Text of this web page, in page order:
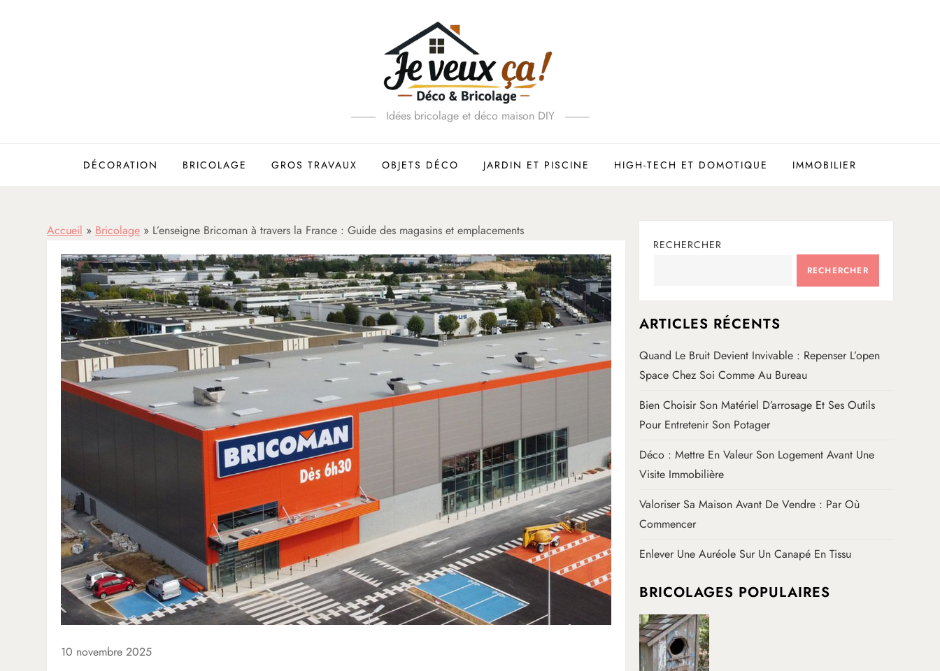
Idées bricolage et déco maison DIY
DÉCORATION BRICOLAGE GROS TRAVAUX OBJETS DÉCO JARDIN ET PISCINE HIGH-TECH ET DOMOTIQUE IMMOBILIER
Accueil » Bricolage » L’enseigne Bricoman à travers la France : Guide des magasins et emplacements
10 novembre 2025
RECHERCHER
RECHERCHER
ARTICLES RÉCENTS
Quand Le Bruit Devient Invivable : Repenser L’open
Space Chez Soi Comme Au Bureau
Bien Choisir Son Matériel D’arrosage Et Ses Outils
Pour Entretenir Son Potager
Déco : Mettre En Valeur Son Logement Avant Une
Visite Immobilière
Valoriser Sa Maison Avant De Vendre : Par Où
Commencer
Enlever Une Auréole Sur Un Canapé En Tissu
BRICOLAGES POPULAIRES